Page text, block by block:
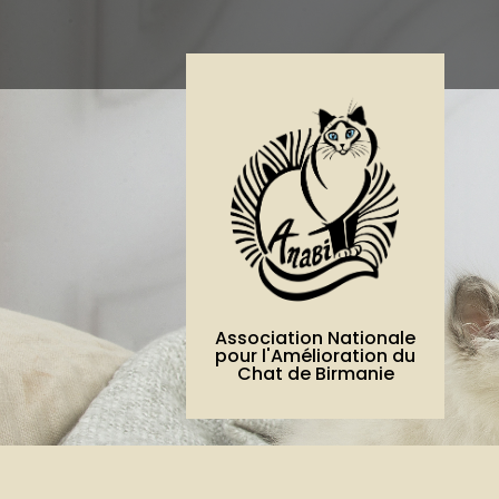
Association Nationale
pour l'Amélioration du
Chat de Birmanie